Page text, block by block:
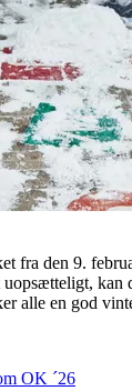
fra den 9.
kan
alle en god
OK ´26